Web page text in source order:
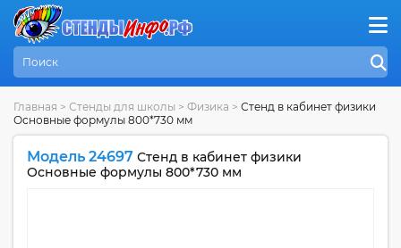
Главная > Стенды для школы > Физика > Стенд в кабинет физики
Основные формулы 800*730 мм
Модель 24697 Стенд в кабинет физики
Основные формулы 800*730 мм